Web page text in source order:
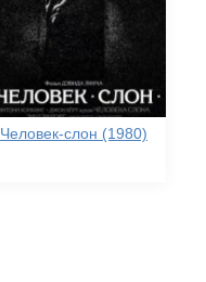
Человек-слон (1980)